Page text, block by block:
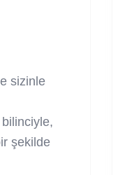
sizinle
şekilde